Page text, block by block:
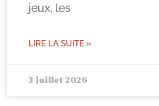
jeux, les
LIRE LA SUITE »
3 juillet 2026